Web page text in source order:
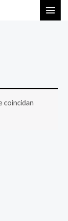
coincidan